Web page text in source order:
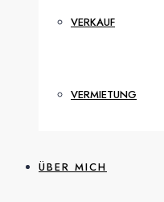
VERKAUF
VERMIETUNG
ÜBER MICH